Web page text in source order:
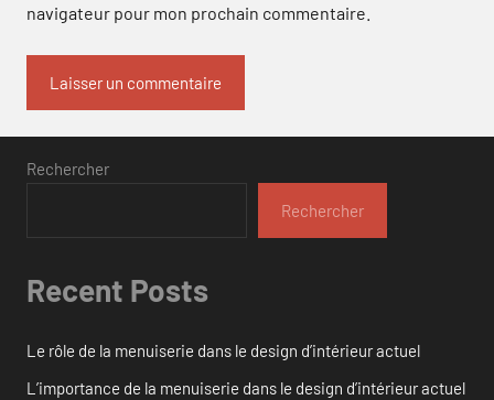
navigateur pour mon prochain commentaire.
Rechercher
Rechercher
Recent Posts
Le rôle de la menuiserie dans le design d’intérieur actuel
L’importance de la menuiserie dans le design d’intérieur actuel